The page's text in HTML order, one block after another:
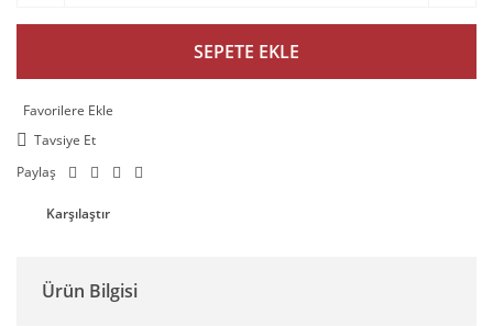
SEPETE EKLE
Tavsiye Et
Paylaş
Karşılaştır
Ürün Bilgisi